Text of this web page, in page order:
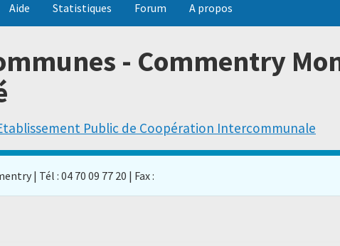
Aide Statistiques Forum A propos
- Commentry
Public de Coopération Intercommunale
| Tél : 04 70 09 77 20 | Fax :